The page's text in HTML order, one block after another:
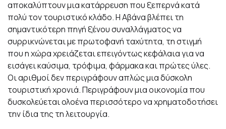
αποκαλύπτουν μια κατάρρευση που ξεπερνά κατά
πολύ τον τουριστικό κλάδο. Η Αβάνα βλέπει τη
σημαντικότερη πηγή ξένου συναλλάγματος να
συρρικνώνεται με πρωτοφανή ταχύτητα, τη στιγμή
που η χώρα χρειάζεται επειγόντως κεφάλαια για να
εισάγει καύσιμα, τρόφιμα, φάρμακα και πρώτες ύλες.
Οι αριθμοί δεν περιγράφουν απλώς μια δύσκολη
τουριστική χρονιά. Περιγράφουν μια οικονομία που
δυσκολεύεται ολοένα περισσότερο να χρηματοδοτήσει
την ίδια της τη λειτουργία.